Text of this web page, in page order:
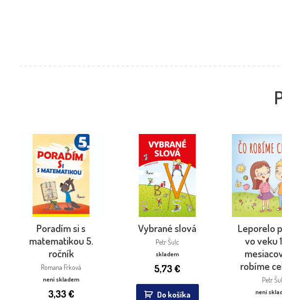
Poradím si s
matematikou 5.
ročník
Romana Frková
není skladem
3,33€
Vybrané slová
Petr Šulc
skladem
5,73€
Do košíka
Leporelo
vo veku
robíme
Petr
není